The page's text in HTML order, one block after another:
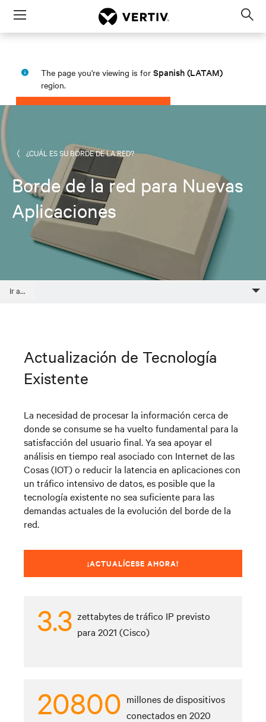
Menu
The page you're viewing is for Spanish (LATAM)
region.
PROCEED
¿CUÁL ES SU BORDE DE LA RED?
Borde de la red para Nuevas
Aplicaciones
Ir a...
Actualización de Tecnología
Existente
La necesidad de procesar la información cerca de
donde se consume se ha vuelto fundamental para la
satisfacción del usuario final. Ya sea apoyar el
análisis en tiempo real asociado con Internet de las
Cosas (IOT) o reducir la latencia en aplicaciones con
un tráfico intensivo de datos, es posible que la
tecnología existente no sea suficiente para las
demandas actuales de la evolución del borde de la
red.
¡ACTUALÍCESE AHORA!
3.3 zettabytes de tráfico IP previsto
para 2021 (Cisco)
20800 millones de dispositivos
conectados en 2020